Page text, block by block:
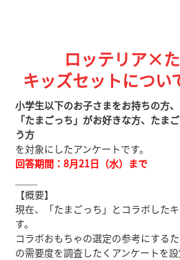
ロッテリア×
キッズセットについ
小学生以下のお子さまをお持ちの方、
「たまごっち」がお好きな方、たま
う方
を対象にしたアンケートです。
回答期間：8月21日（水）まで
【概要】
現在、「たまごっち」とコラボした
す。
コラボおもちゃの選定の参考にする
の需要度を調査したくアンケートを設